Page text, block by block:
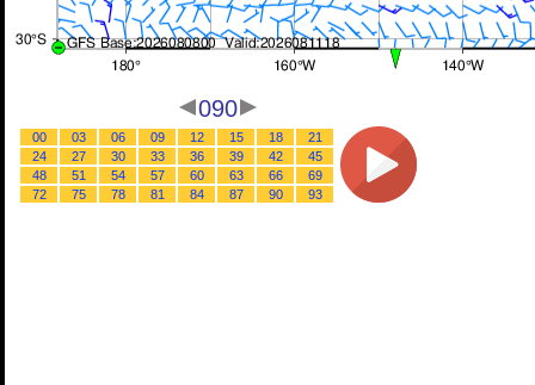
090
00 03 06 09 12 15 18
21
24
27 30 33 36 39 42
45
48
51 54 57 60 63 66
69
72
75 78 81 84 87 90 93